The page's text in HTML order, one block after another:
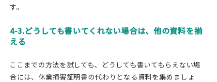
す。
4-3.どうしても書いてくれない場合は、他の資料を揃
える
ここまでの方法を試しても、どうしても書いてもらえない場
合には、休業損害証明書の代わりとなる資料を集めましょ